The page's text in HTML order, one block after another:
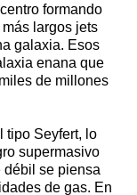
formando
largos jets
galaxia. Esos
enana que
de millones
tipo Seyfert, lo
supermasivo
débil se piensa
de gas. En